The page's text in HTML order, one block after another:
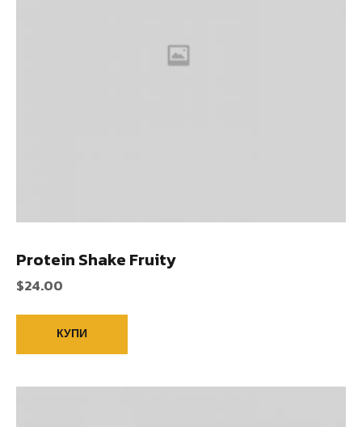
Protein Shake Fruity
$24.00
КУПИ